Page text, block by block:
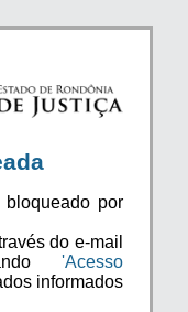
por
do e-mail
'Acesso
informados